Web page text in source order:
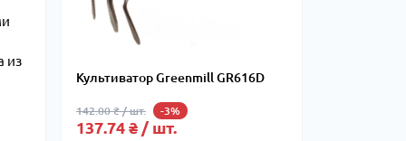
Культиватор Greenmill GR616D
142.00 ₴ / шт. -3%
137.74 ₴ / шт.
из